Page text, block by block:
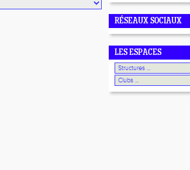
RÉSEAUX SOCIAUX
LES ESPACES